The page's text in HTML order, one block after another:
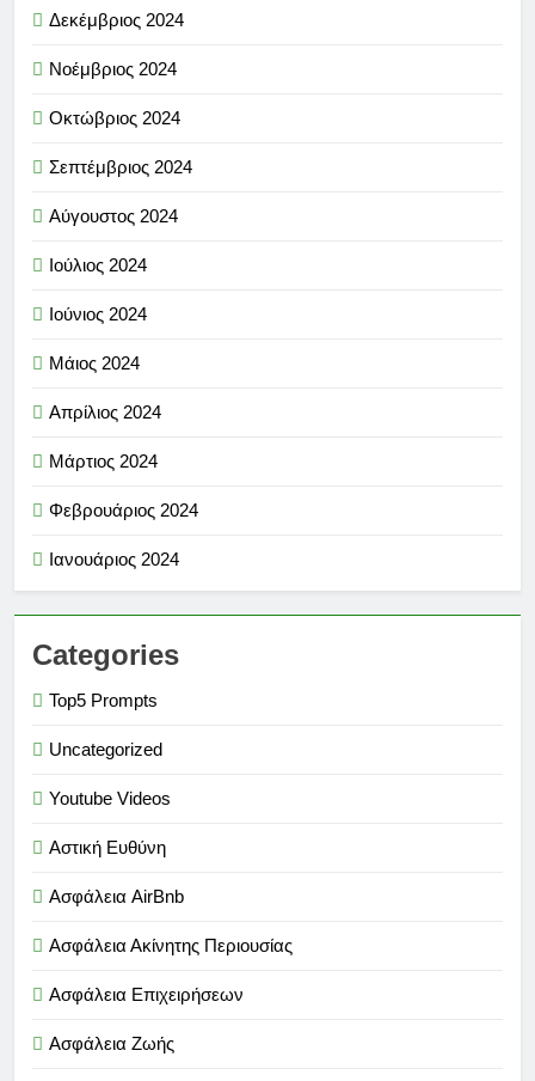
Δεκέμβριος 2024
Νοέμβριος 2024
Οκτώβριος 2024
Σεπτέμβριος 2024
Αύγουστος 2024
Ιούλιος 2024
Ιούνιος 2024
Μάιος 2024
Απρίλιος 2024
Μάρτιος 2024
Φεβρουάριος 2024
Ιανουάριος 2024
Categories
Top5 Prompts
Uncategorized
Youtube Videos
Αστική Ευθύνη
Ασφάλεια AirBnb
Ασφάλεια Ακίνητης Περιουσίας
Ασφάλεια Επιχειρήσεων
Ασφάλεια Ζωής